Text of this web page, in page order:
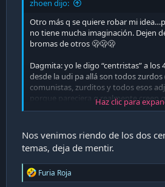
zhoen dijo:
Otro más q se quiere robar mi
no tiene mucha imaginación. Dejen
bromas de otros 🫢🫢🫢
Dagmita: yo le digo “centristas” a los
desde la udi pa allá son todos
comunistas, zurditos y todos esos
porque pareciera q realmente creen
común y al centro ! (No logro
tono festivo…
Pero ahora , al parecer dolió un poco
adueñarse de la idea
Haz clic para
Nos venimos riendo de los dos
temas, deja de mentir.
R
e
Furia Roja